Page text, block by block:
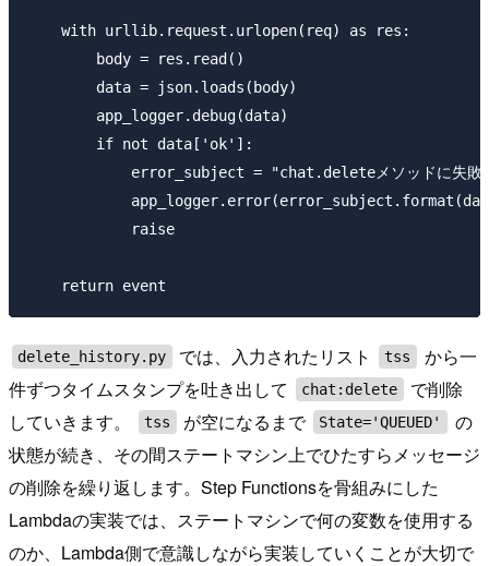
    with urllib.request.urlopen(req) as res:
        body = res.read()
        data = json.loads(body)
        app_logger.debug(data)
        if not data['ok']:
error_subject = "chat.deleteメソッドに失敗
            raise
delete_history.py では、入力されたリスト tss
から一
件ずつタイムスタンプを吐き出して
chat:delete
で削除
していきます。
tss が空になるまで State='QUEUED'
の
状態が続き、その間ステートマシン上でひたすらメッセージ
の削除を繰り返します。Step Functionsを骨組みにした
Lambdaの実装では、ステートマシンで何の変数を使用する
のか、Lambda側で意識しながら実装していくことが大切で